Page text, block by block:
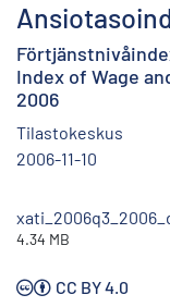
Index of Wage
2006
Tilastokeskus
2006-11-10
4.34 MB
CC BY 4.0